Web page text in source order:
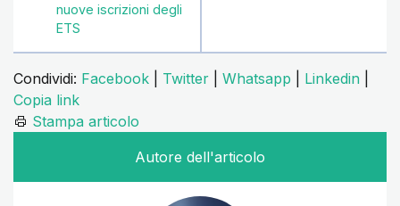
nuove iscrizioni degli
ETS
Condividi: Facebook Twitter Whatsapp Linkedin
Copia link
Stampa articolo
Autore dell'articolo